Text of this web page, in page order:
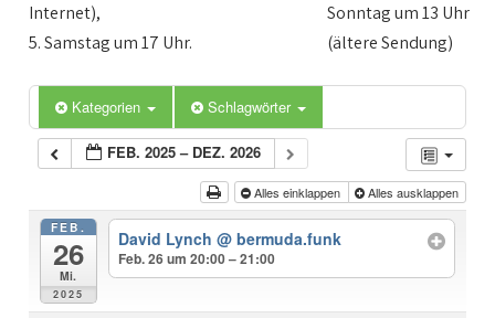
Internet),
5. Samstag um 17 Uhr.
Sonntag um 13 Uhr
(ältere Sendung)
Kategorien Schlagwörter
FEB. 2025 – DEZ. 2026
Alles einklappen Alles ausklappen
FEB.
26
Mi.
2025
David Lynch @ bermuda.funk
Feb. 26 um 20:00 – 21:00